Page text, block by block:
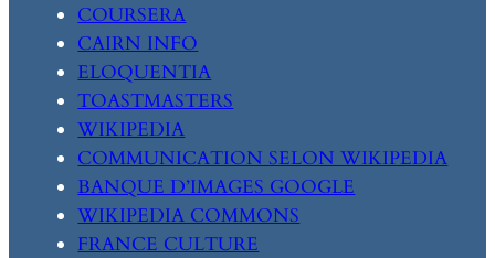
COURSERA
CAIRN INFO
ELOQUENTIA
TOASTMASTERS
WIKIPEDIA
COMMUNICATION SELON WIKIPEDIA
BANQUE D’IMAGES GOOGLE
WIKIPEDIA COMMONS
FRANCE CULTURE